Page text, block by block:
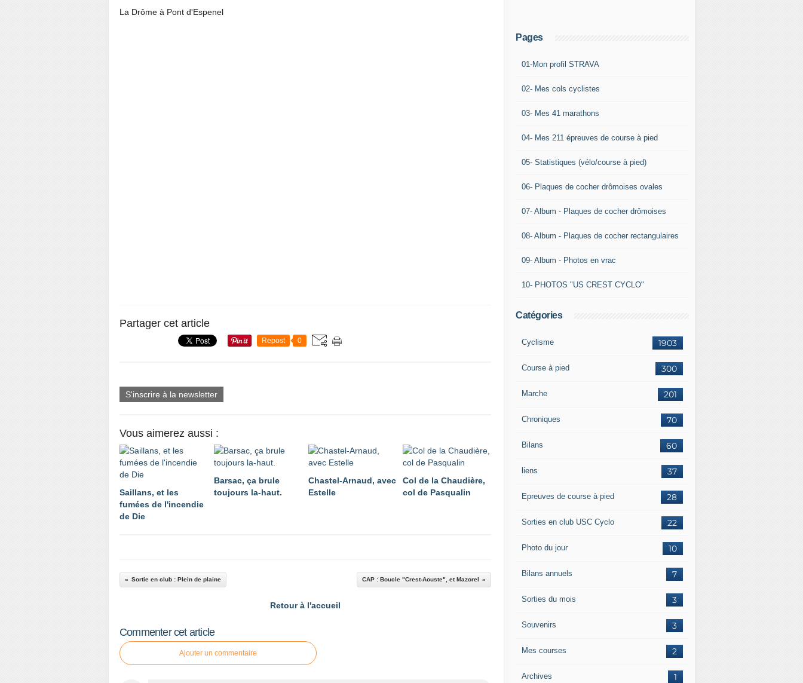
La Drôme à Pont d'Espenel
Partager cet article
Repost 0
S'inscrire à la newsletter
Vous aimerez aussi :
Saillans, et les
fumées de l'incendie
de Die
Barsac, ça brule
toujours la-haut.
Chastel-Arnaud, avec
Estelle
Col de la Chaudière,
col de Pasqualin
Sortie en club : Plein de plaine CAP : Boucle "Crest-Aouste", et Mazorel
Retour à l'accueil
Commenter cet article
Ajouter un commentaire
Pages
01-Mon profil STRAVA
02- Mes cols cyclistes
03- Mes 41 marathons
04- Mes 211 épreuves de course à pied
05- Statistiques (vélo/course à pied)
06- Plaques de cocher drômoises ovales
07- Album - Plaques de cocher drômoises
08- Album - Plaques de cocher rectangulaires
09- Album - Photos en vrac
10- PHOTOS "US CREST CYCLO"
Catégories
1903
Cyclisme
300
Course à pied
201
Marche
70
Chroniques
60
Bilans
37
liens
28
Epreuves de course à pied
22
Sorties en club USC Cyclo
10
Photo du jour
7
Bilans annuels
3
Sorties du mois
3
Souvenirs
2
Mes courses
1
Archives